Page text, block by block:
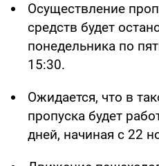
Осуществление
средств будет
понедельника по
15:30.
Ожидается, что в
пропуска будет
дней, начиная с 22